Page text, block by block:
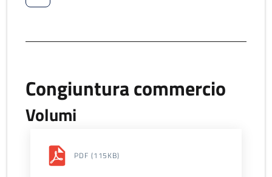
Congiuntura commercio
Volumi
PDF (115KB)